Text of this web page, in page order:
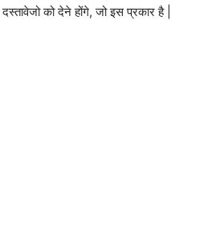
को देने होंगे, जो इस प्रकार है |